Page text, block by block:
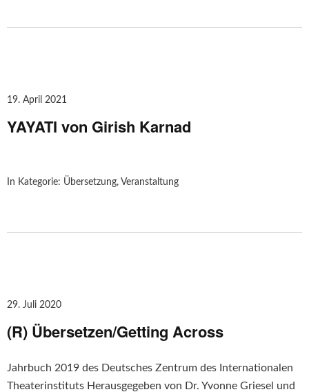
19. April 2021
YAYATI von Girish Karnad
In Kategorie: Übersetzung, Veranstaltung
29. Juli 2020
(R) Übersetzen/Getting Across
Jahrbuch 2019 des Deutsches Zentrum des Internationalen
Theaterinstituts Herausgegeben von Dr. Yvonne Griesel und